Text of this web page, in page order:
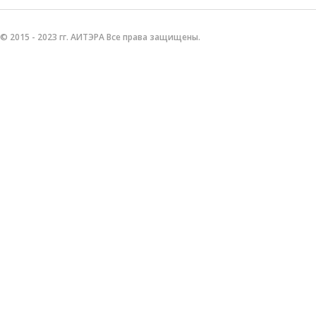
© 2015 - 2023 гг. АИТЭРА Все права защищены.